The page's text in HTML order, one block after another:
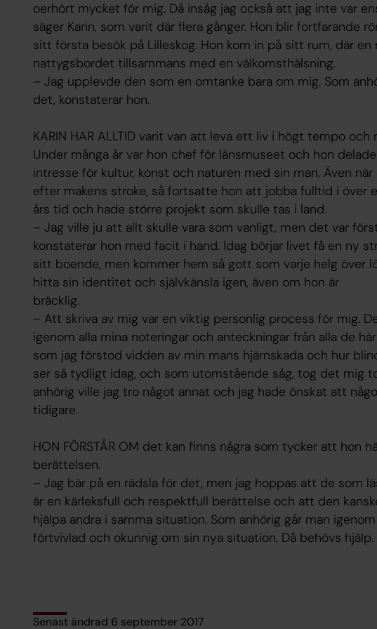
oerhört mycket för mig. Då insåg jag också att jag inte var
säger Karin, som varit där flera gånger. Hon blir fortfarande
sitt första besök på Lilleskog. Hon kom in på sitt rum, där
nattygsbordet tillsammans med en välkomsthälsning.
– Jag upplevde den som en omtanke bara om mig. Som
det, konstaterar hon.
KARIN HAR ALLTID varit van att leva ett liv i högt tempo
Under många år var hon chef för länsmuseet och hon
intresse för kultur, konst och naturen med sin man. Även
efter makens stroke, så fortsatte hon att jobba fulltid i över
års tid och hade större projekt som skulle tas i land.
– Jag ville ju att allt skulle vara som vanligt, men det var
konstaterar hon med facit i hand. Idag börjar livet få en ny
sitt boende, men kommer hem så gott som varje helg över
hitta sin identitet och självkänsla igen, även om hon är
bräcklig.
– Att skriva av mig var en viktig personlig process för mig.
igenom alla mina noteringar och anteckningar från alla de
som jag förstod vidden av min mans hjärnskada och hur
ser så tydligt idag, och som utomstående såg, tog det mig
anhörig ville jag tro något annat och jag hade önskat att
tidigare.
HON FÖRSTÅR OM det kan finns några som tycker att hon
berättelsen.
– Jag bär på en rädsla för det, men jag hoppas att de som
är en kärleksfull och respektfull berättelse och att den
hjälpa andra i samma situation. Som anhörig går man
förtvivlad och okunnig om sin nya situation. Då behövs hjälp.
Senast ändrad 6 september 2017